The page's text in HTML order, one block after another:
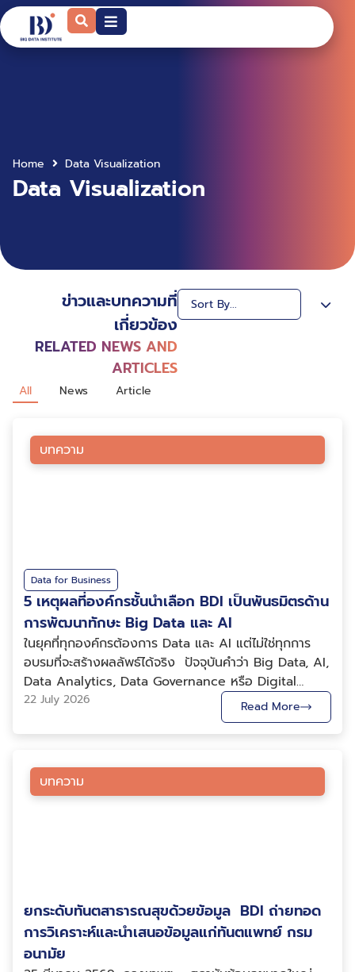
Home Data Visualization
Data Visualization
ข่าวและบทความที่
เกี่ยวข้อง
RELATED NEWS AND
ARTICLES
All News Article
บทความ
Data for Business
5 เหตุผลที่องค์กรชั้นนำเลือก BDI เป็นพันธมิตรด้าน
การพัฒนาทักษะ Big Data และ AI
ในยุคที่ทุกองค์กรต้องการ Data และ AI แต่ไม่ใช่ทุกการ
อบรมที่จะสร้างผลลัพธ์ได้จริง ปัจจุบันคำว่า Big Data, AI,
Data Analytics, Data Governance หรือ Digital
Transformation กลายเป็นคำที่ทุกองค์กรคุ้นเคย แต่ความ
ท้าทายสำคัญกลับไม่ใช่การเข้าถึงเทคโนโลยี หากเป็นการ
พัฒนาคนให้สามารถนำเทคโนโลยีเหล่านี้ไปใช้สร้างผลลัพธ์ได้
ทำงานจริงกลับพบว่า เนื้อหาไม่ตรงกับบริบทของ
องค์กร ตัวอย่างที่ใช้เรียนไม่เกี่ยวข้องกับงานจริง หรือผู้
สร้างความเปลี่ยนแปลงให้องค์กรผ่านข้อมูลและ AI อย่าง
เป็นรูปธรรม จุดเด่นที่ทำให้ BDI แตกต่างจากผู้ให้บริการฝึก
อบรมทั่วไป 1. เข้าใจทั้งภาครัฐและเอกชน เพราะเราเป็น
หน่วยงานภาครัฐที่ทำงานร่วมกับทั้งสองภาคส่วน BDI เป็น
22 July 2026 Read More
บทความ
ยกระดับทันตสาธารณสุขด้วยข้อมูล BDI ถ่ายทอด
การวิเคราะห์และนำเสนอข้อมูลแก่ทันตแพทย์ กรม
อนามัย